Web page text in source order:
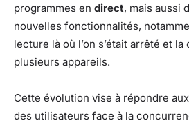
programmes en direct, mais aussi
nouvelles fonctionnalités,
lecture là où l’on s’était arrêté et
plusieurs appareils.
Cette évolution vise à répondre
des utilisateurs face à la